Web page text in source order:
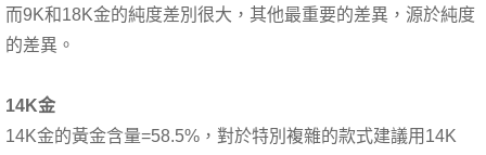
而9K和18K金的純度差別很大，其他最重要的差異，源於純度
的差異。
14K金
14K金的黃金含量=58.5%，對於特別複雜的款式建議用14K